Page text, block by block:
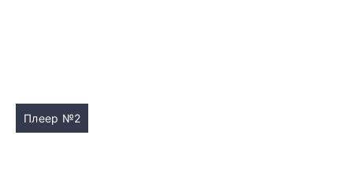
Плеер №2